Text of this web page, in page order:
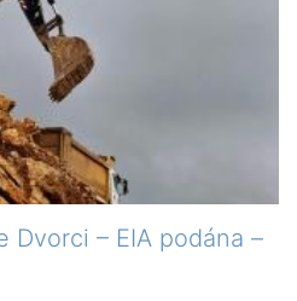
Dvorci – EIA podána –